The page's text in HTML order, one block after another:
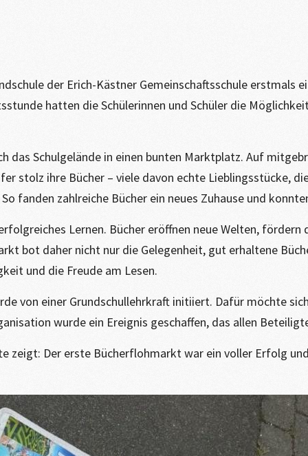
der Erich-Kästner Gemeinschaftsschule
hatten die Schülerinnen und Schüler die
das Schulgelände in einen bunten Marktplatz. Auf
stolz ihre Bücher – viele davon echte Lieblingsstücke,
fanden zahlreiche Bücher ein neues Zuhause und
Lernen. Bücher eröffnen neue Welten,
bot daher nicht nur die Gelegenheit, gut erhaltene
und die Freude am Lesen.
von einer Grundschullehrkraft initiiert. Dafür möchte
wurde ein Ereignis geschaffen, das allen
zeigt: Der erste Bücherflohmarkt war ein voller Erfolg